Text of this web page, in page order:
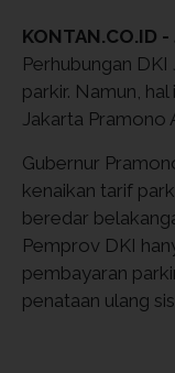
KONTAN.CO.ID
Perhubungan
parkir. Namun,
Jakarta Pramono
Gubernur
kenaikan tarif
beredar
Pemprov DKI
pembayaran
penataan ulang